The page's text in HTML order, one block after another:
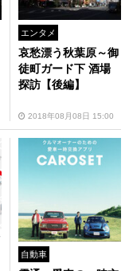
エンタメ
哀愁漂う秋葉原～御
徒町ガード下 酒場
探訪【後編】
2018年08月08日 15:00
自動車